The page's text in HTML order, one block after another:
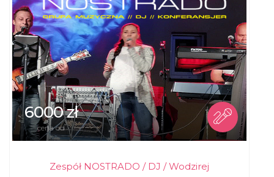
6000 zł
cena od
Zespół NOSTRADO / DJ / Wodzirej